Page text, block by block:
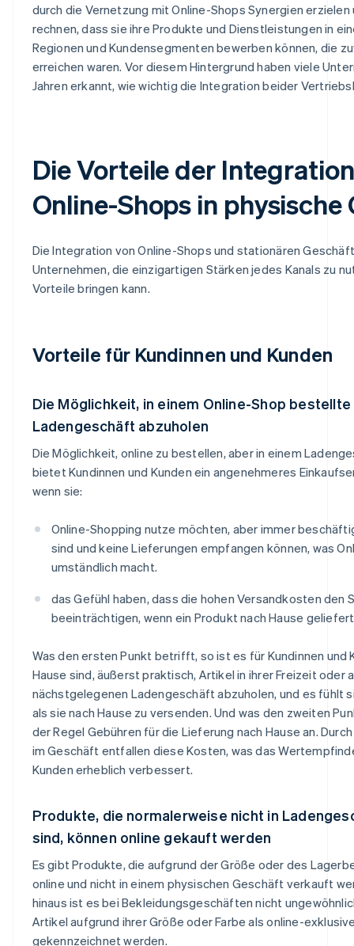
durch die Vernetzung mit Online-Shops Synergien
rechnen, dass sie ihre Produkte und Dienstleistungen in
Regionen und Kundensegmenten bewerben können, die
erreichen waren. Vor diesem Hintergrund haben viele
Jahren erkannt, wie wichtig die Integration beider
Die Vorteile der
Online-Shops in
Die Integration von Online-Shops und stationären
Unternehmen, die einzigartigen Stärken jedes Kanals zu
Vorteile bringen kann.
Vorteile für Kundinnen und Kunden
Die Möglichkeit, in einem Online-Shop
Ladengeschäft abzuholen
Die Möglichkeit, online zu bestellen, aber in einem
bietet Kundinnen und Kunden ein angenehmeres
wenn sie:
Online-Shopping nutze möchten, aber immer
sind und keine Lieferungen empfangen können, was
umständlich macht.
das Gefühl haben, dass die hohen Versandkosten den
beeinträchtigen, wenn ein Produkt nach Hause
Was den ersten Punkt betrifft, so ist es für Kundinnen und
Hause sind, äußerst praktisch, Artikel in ihrer Freizeit oder
nächstgelegenen Ladengeschäft abzuholen, und es fühlt
als sie nach Hause zu versenden. Und was den zweiten
der Regel Gebühren für die Lieferung nach Hause an.
im Geschäft entfallen diese Kosten, was das
Kunden erheblich verbessert.
Produkte, die normalerweise nicht in
sind, können online gekauft werden
Es gibt Produkte, die aufgrund der Größe oder des
online und nicht in einem physischen Geschäft verkauft
hinaus ist es bei Bekleidungsgeschäften nicht
Artikel aufgrund ihrer Größe oder Farbe als online-
gekennzeichnet werden.